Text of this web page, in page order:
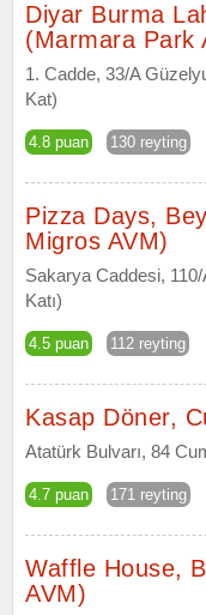
Diyar Burma
(Marmara Park
1. Cadde, 33/A
Kat)
4.8 puan 130 reyting
Pizza Days,
Migros AVM)
Sakarya Caddesi,
Katı)
4.5 puan 112 reyting
Kasap Döner,
Atatürk Bulvarı, 84
4.7 puan 171 reyting
Waffle House,
AVM)